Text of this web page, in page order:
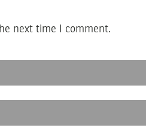
next time I comment.